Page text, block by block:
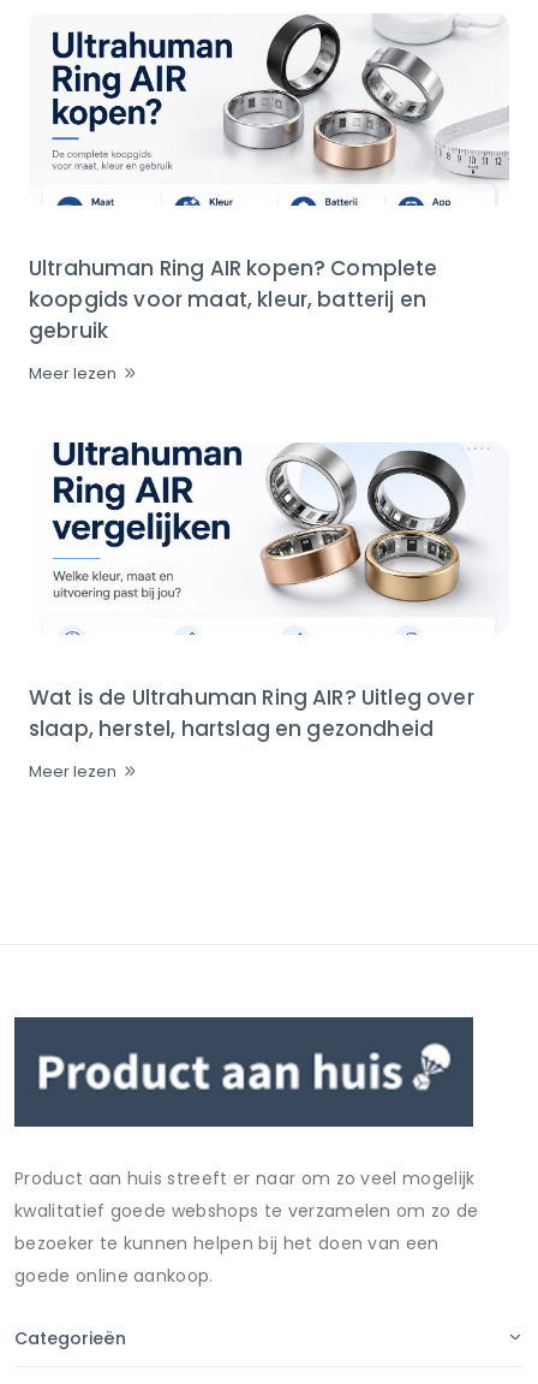
Ultrahuman Ring AIR kopen? Complete
koopgids voor maat, kleur, batterij en
gebruik
Meer lezen
Wat is de Ultrahuman Ring AIR? Uitleg over
slaap, herstel, hartslag en gezondheid
Meer lezen
Product aan huis streeft er naar om zo veel mogelijk
kwalitatief goede webshops te verzamelen om zo de
bezoeker te kunnen helpen bij het doen van een
goede online aankoop.
Categorieën